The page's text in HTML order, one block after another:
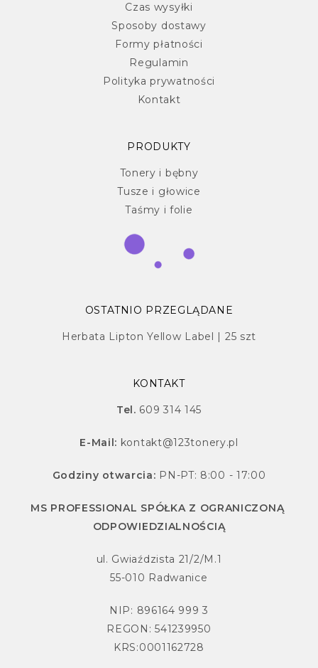
Czas wysyłki
Sposoby dostawy
Formy płatności
Regulamin
Polityka prywatności
Kontakt
PRODUKTY
Tonery i bębny
Tusze i głowice
Taśmy i folie
OSTATNIO PRZEGLĄDANE
Herbata Lipton Yellow Label | 25 szt
KONTAKT
Tel. 609 314 145
E-Mail: kontakt@123tonery.pl
Godziny otwarcia: PN-PT: 8:00 - 17:00
MS PROFESSIONAL SPÓŁKA Z OGRANICZONĄ
ODPOWIEDZIALNOŚCIĄ
ul. Gwiaździsta 21/2/M.1
55-010 Radwanice
NIP: 896164 999 3
REGON: 541239950
KRS:0001162728